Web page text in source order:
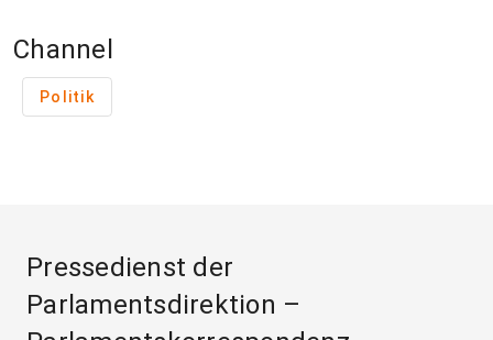
Channel
Politik
Pressedienst der
Parlamentsdirektion –